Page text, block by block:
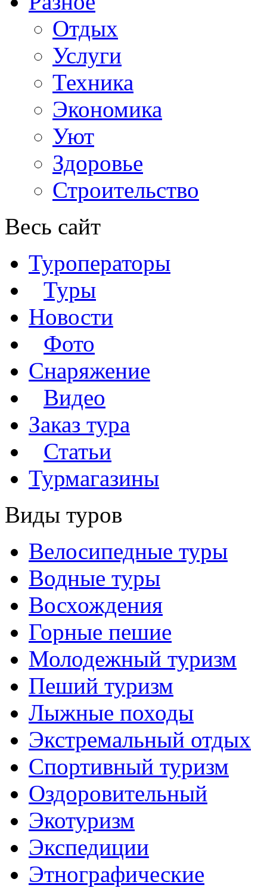
Отдых
Услуги
Техника
Экономика
Уют
Здоровье
Строительство
Весь сайт
Туроператоры
Туры
Новости
Фото
Снаряжение
Видео
Заказ тура
Статьи
Турмагазины
Виды туров
Велосипедные туры
Водные туры
Восхождения
Горные пешие
Молодежный туризм
Пеший туризм
Лыжные походы
Экстремальный отдых
Спортивный туризм
Оздоровительный
Экотуризм
Экспедиции
Этнографические